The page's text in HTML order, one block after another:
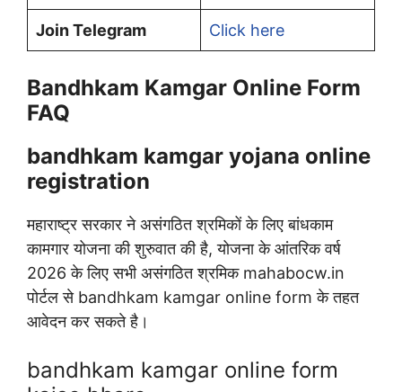
Join Telegram Click here
Bandhkam Kamgar Online Form
FAQ
bandhkam kamgar yojana online
registration
महाराष्ट्र सरकार ने असंगठित श्रमिकों के लिए बांधकाम
कामगार योजना की शुरुवात की है, योजना के आंतरिक वर्ष
2026 के लिए सभी असंगठित श्रमिक mahabocw.in
पोर्टल से bandhkam kamgar online form के तहत
आवेदन कर सकते है।
bandhkam kamgar online form